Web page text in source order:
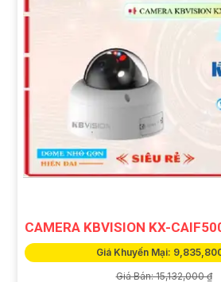
CAMERA KBVISION KX-
Giá Khuyến Mại:
Giá Bán: 15,132,000 ₫